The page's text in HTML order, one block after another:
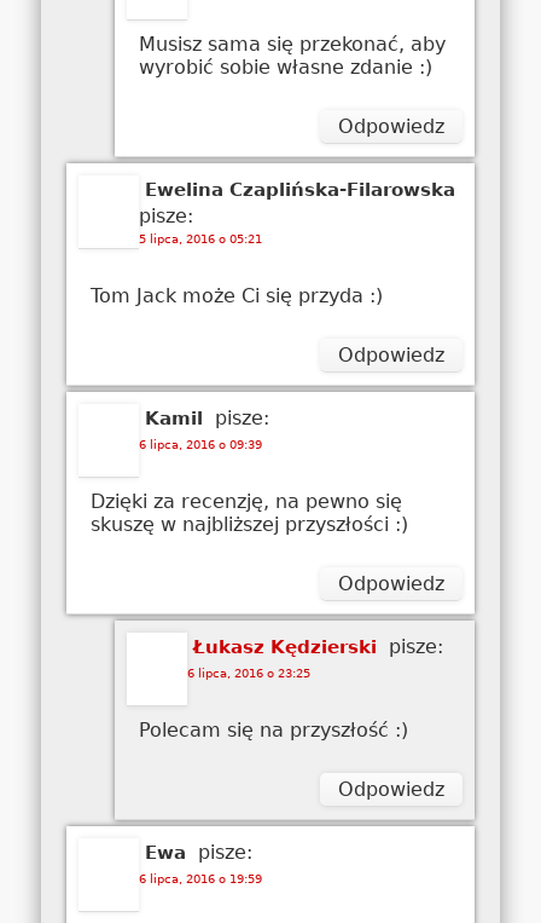
Musisz sama się przekonać, aby
wyrobić sobie własne zdanie :)
Odpowiedz
Ewelina Czaplińska-Filarowska
pisze:
5 lipca, 2016 o 05:21
Tom Jack może Ci się przyda :)
Odpowiedz
Kamil pisze:
6 lipca, 2016 o 09:39
Dzięki za recenzję, na pewno się
skuszę w najbliższej przyszłości :)
Odpowiedz
Łukasz Kędzierski pisze:
6 lipca, 2016 o 23:25
Polecam się na przyszłość :)
Odpowiedz
Ewa pisze:
6 lipca, 2016 o 19:59